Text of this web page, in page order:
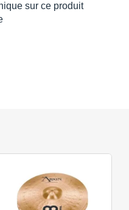
sur ce produit